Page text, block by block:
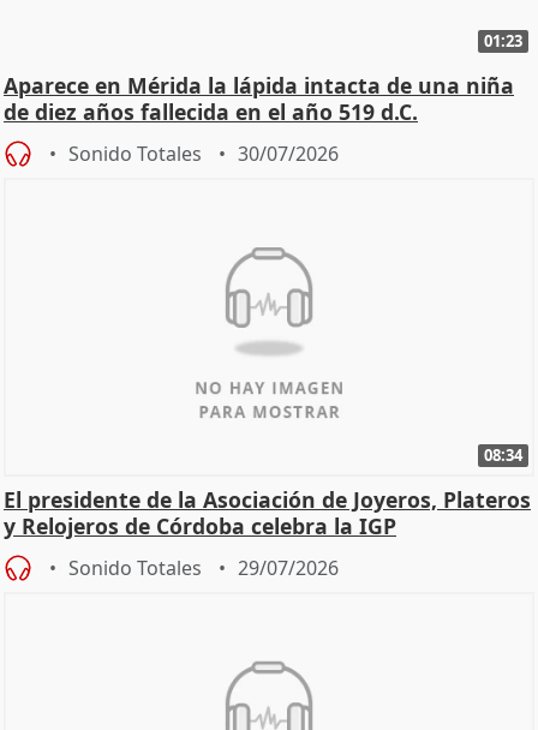
01:23
Aparece en Mérida la lápida intacta de una niña
de diez años fallecida en el año 519 d.C.
Sonido Totales 30/07/2026
08:34
El presidente de la Asociación de Joyeros, Plateros
y Relojeros de Córdoba celebra la IGP
Sonido Totales 29/07/2026